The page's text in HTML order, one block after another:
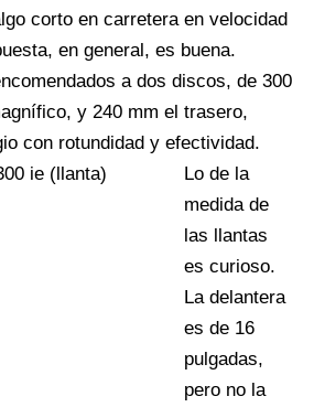
corto en carretera en velocidad
en general, es buena.
a dos discos, de 300
y 240 mm el trasero,
con rotundidad y efectividad.
Lo de la
medida de
las llantas
es curioso.
La delantera
es de 16
pulgadas,
pero no la